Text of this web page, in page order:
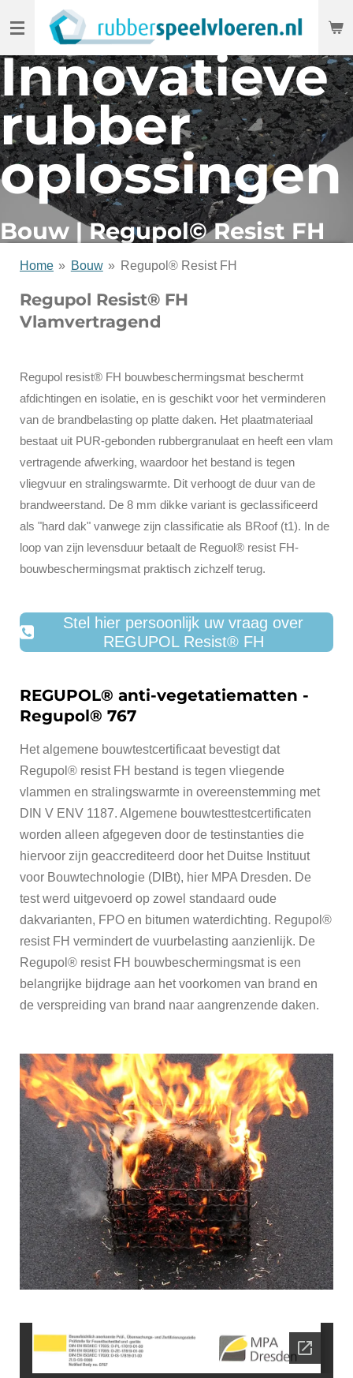
direct
naar
de
hoofdinhoud
Innovatieve
rubber
oplossingen
Bouw | Regupol© Resist FH
Home » Bouw » Regupol® Resist FH
Regupol Resist® FH
Vlamvertragend
Regupol resist® FH bouwbeschermingsmat beschermt
afdichtingen en isolatie, en is geschikt voor het verminderen
van de brandbelasting op platte daken. Het plaatmateriaal
bestaat uit PUR-gebonden rubbergranulaat en heeft een vlam
vertragende afwerking, waardoor het bestand is tegen
vliegvuur en stralingswarmte. Dit verhoogt de duur van de
brandweerstand. De 8 mm dikke variant is geclassificeerd
als "hard dak" vanwege zijn classificatie als BRoof (t1). In de
loop van zijn levensduur betaalt de Reguol® resist FH-
bouwbeschermingsmat praktisch zichzelf terug.
Stel hier persoonlijk uw vraag over
REGUPOL Resist®FH
REGUPOL® anti-vegetatiematten -
Regupol® 767
Het algemene bouwtestcertificaat bevestigt dat
Regupol® resist FH bestand is tegen vliegende
vlammen en stralingswarmte in overeenstemming met
DIN V ENV 1187. Algemene bouwtesttestcertificaten
worden alleen afgegeven door de testinstanties die
hiervoor zijn geaccrediteerd door het Duitse Instituut
voor Bouwtechnologie (DIBt), hier MPA Dresden. De
test werd uitgevoerd op zowel standaard oude
dakvarianten, FPO en bitumen waterdichting. Regupol®
resist FH vermindert de vuurbelasting aanzienlijk. De
Regupol® resist FH bouwbeschermingsmat is een
belangrijke bijdrage aan het voorkomen van brand en
de verspreiding van brand naar aangrenzende daken.